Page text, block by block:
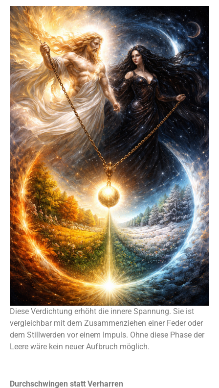
Diese Verdichtung erhöht die innere Spannung. Sie ist
vergleichbar mit dem Zusammenziehen einer Feder oder
dem Stillwerden vor einem Impuls. Ohne diese Phase der
Leere wäre kein neuer Aufbruch möglich.
Durchschwingen statt Verharren